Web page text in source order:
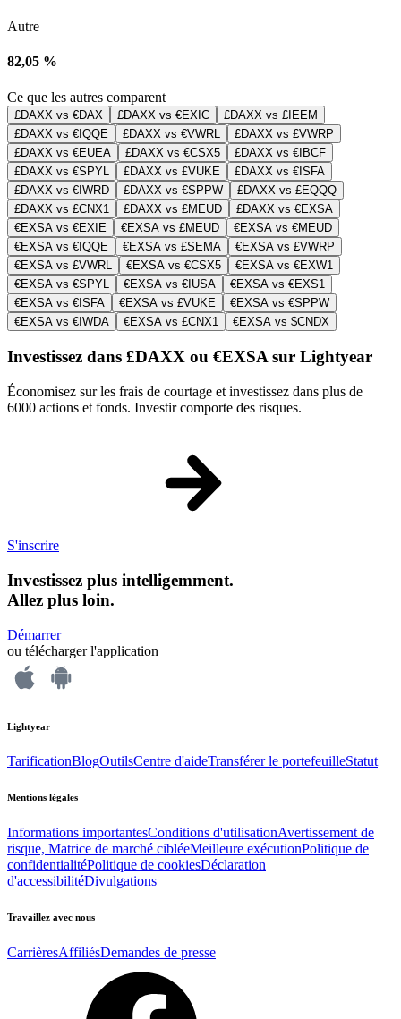
Autre
82,05 %
Ce que les autres comparent
£DAXX vs €DAX £DAXX vs €EXIC
£DAXX vs £IEEM
£DAXX vs €IQQE
£DAXX vs €VWRL
£DAXX vs £VWRP
£DAXX vs €EUEA
£DAXX vs €CSX5
£DAXX vs €IBCF
£DAXX vs €SPYL
£DAXX vs £VUKE
£DAXX vs €ISFA
£DAXX vs €IWRD
£DAXX vs €SPPW
£DAXX vs £EQQQ
£DAXX vs £CNX1
£DAXX vs £MEUD
£DAXX vs €EXSA
€EXSA vs €EXIE
€EXSA vs £MEUD
€EXSA vs €MEUD
€EXSA vs €IQQE
€EXSA vs £SEMA
€EXSA vs £VWRP
€EXSA vs £VWRL
€EXSA vs €CSX5
€EXSA vs €EXW1
€EXSA vs €SPYL
€EXSA vs €IUSA
€EXSA vs €EXS1
€EXSA vs €ISFA
€EXSA vs £VUKE
€EXSA vs €SPPW
€EXSA vs €IWDA
€EXSA vs £CNX1 €EXSA vs $CNDX
Investissez dans £DAXX ou €EXSA sur Lightyear
Économisez sur les frais de courtage et investissez dans plus de
6000 actions et fonds. Investir comporte des risques.
S'inscrire
Investissez plus intelligemment.
Allez plus loin.
Démarrer
ou télécharger l'application
Lightyear
TarificationBlogOutilsCentre d'aideTransférer le portefeuilleStatut
Mentions légales
Informations importantesConditions d'utilisationAvertissement de
risque, Matrice de marché cibléeMeilleure exécutionPolitique de
confidentialitéPolitique de cookiesDéclaration
d'accessibilitéDivulgations
Travaillez avec nous
CarrièresAffiliésDemandes de presse